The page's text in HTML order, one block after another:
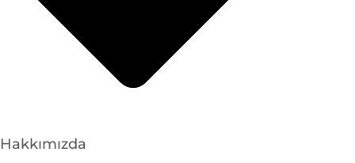
Hakkımızda